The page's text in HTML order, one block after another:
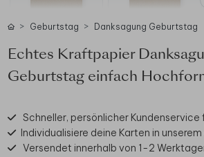
Geburtstag Danksagung Geburtstag
Echtes Kraftpapier
Geburtstag einfach
Schneller, persönlicher Kundenservice
Individualisiere deine Karten in
Versendet innerhalb von 1-2